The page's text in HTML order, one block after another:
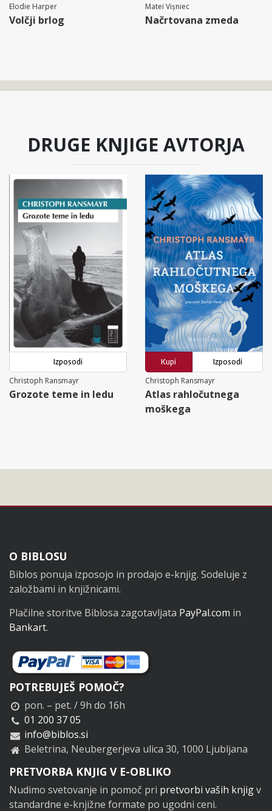
Elodie Harper
Volčji brlog
Matei Vișniec
Načrtovana zmeda
DRUGE KNJIGE AVTORJA
Izposodi
Christoph Ransmayr
Grozote teme in ledu
Kupi
Izposodi
Christoph Ransmayr
Atlas rahločutnega
moškega
Noga
O BIBLOSU
Biblos ponuja izposojo in prodajo e-knjig. Sodeluje z
založbami in knjižnicami.
Plačilne storitve Biblosa zagotavljata PayPal.com in
Bankart.
POTREBUJEŠ POMOČ?
pon. – pet. / 9h do 16h
01 200 37 05
info@biblos.si
Beletrina, Neubergerjeva ulica 30, 1000 Ljubljana
PRETVORBA KNJIG V E-OBLIKO
Nudimo svetovanje in pomoč pri pretvorbi vaših knjigv
standardne e-knjižne formate po ugodni ceni.